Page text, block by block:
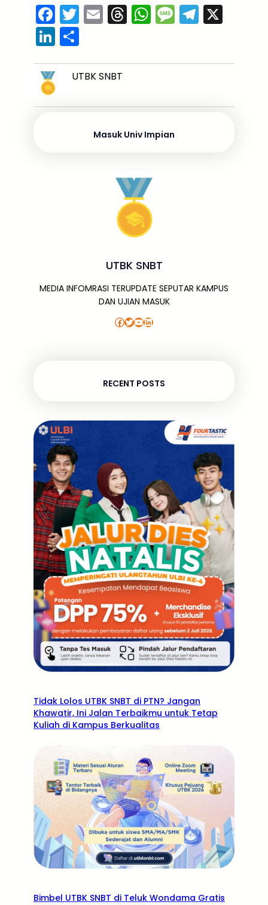
F
a
c
e
b
o
T
w
er
E
m
l
T
hr
a
s
W
h
ts
p
p
M
e
s
g
T
el
gr
m
Li
n
k
e
dI
ar
UTBK SNBT
Masuk Univ Impian
UTBK SNBT
MEDIA INFOMRASI TERUPDATE SEPUTAR KAMPUS
DAN UJIAN MASUK
Facebook Twitter YouTube LinkedIn
RECENT POSTS
Tidak Lolos UTBK SNBT di PTN? Jangan
Khawatir, Ini Jalan Terbaikmu untuk Tetap
Kuliah di Kampus Berkualitas
Bimbel UTBK SNBT di Teluk Wondama Gratis